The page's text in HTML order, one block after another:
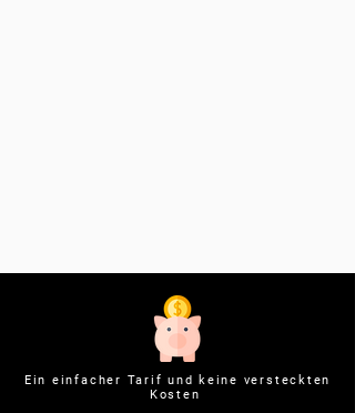
Ein einfacher Tarif und keine versteckten
Kosten